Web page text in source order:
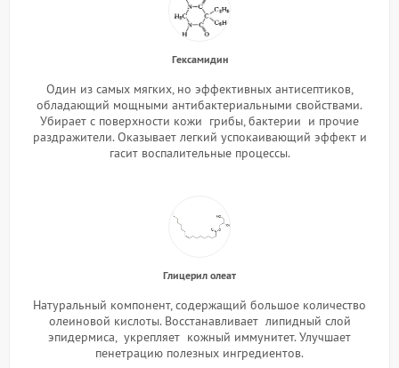
Гексамидин
Один из самых мягких, но эффективных антисептиков,
обладающий мощными антибактериальными свойствами.
Убирает с поверхности кожи грибы, бактерии и прочие
раздражители. Оказывает легкий успокаивающий эффект и
гасит воспалительные процессы.
Глицерил олеат
Натуральный компонент, содержащий большое количество
олеиновой кислоты. Восстанавливает липидный слой
эпидермиса, укрепляет кожный иммунитет. Улучшает
пенетрацию полезных ингредиентов.